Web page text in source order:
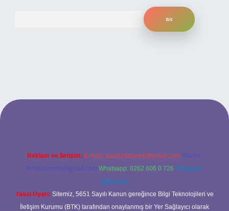
sitesi
Reklam ve İletişim: E-mail: backlinkpaneli@gmail.com Teams:
forumhizmeti@gmail.com Whatsapp: 0262 606 0 726 Telegram:
@karabul
Yasal Uyarı: Sitemiz, 5651 Sayılı Kanun gereğince Bilgi Teknolojileri ve
İletişim Kurumu (BTK) tarafından onaylanmış bir Yer Sağlayıcı olarak